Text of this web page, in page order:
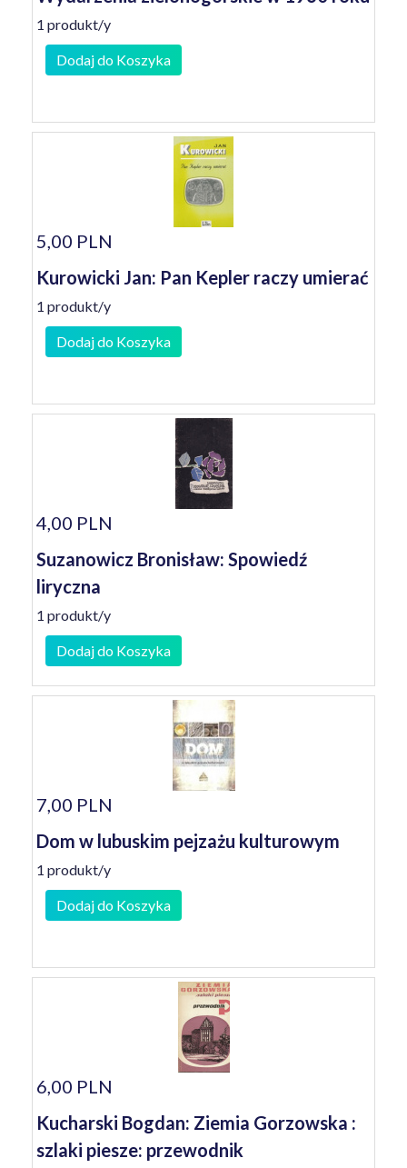
1 produkt/y
Dodaj do Koszyka
5,00 PLN
Kurowicki Jan: Pan Kepler raczy umierać
1 produkt/y
Dodaj do Koszyka
4,00 PLN
Suzanowicz Bronisław: Spowiedź
liryczna
1 produkt/y
Dodaj do Koszyka
7,00 PLN
Dom w lubuskim pejzażu kulturowym
1 produkt/y
Dodaj do Koszyka
6,00 PLN
Kucharski Bogdan: Ziemia Gorzowska :
szlaki piesze: przewodnik